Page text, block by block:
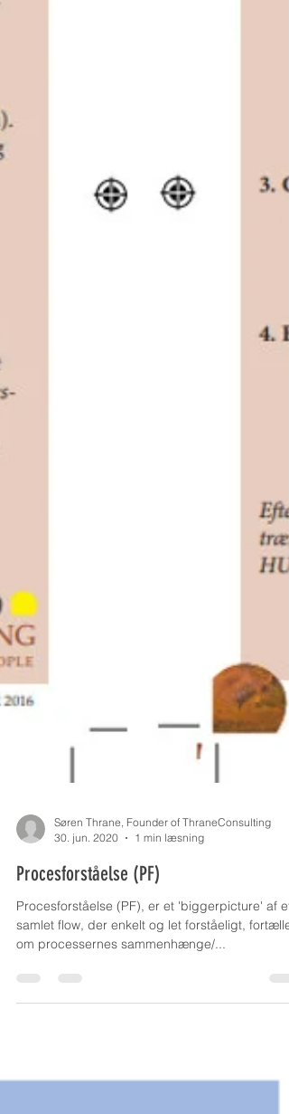
Søren Thrane, Founder of ThraneConsulting
Procesforståelse (PF)
samlet flow, der enkelt og let forståeligt, fortæller
om processernes sammenhænge/...